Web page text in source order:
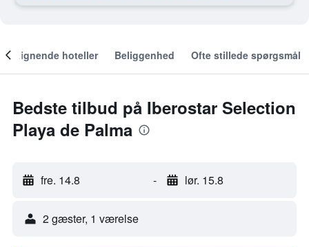
Lignende hoteller Beliggenhed Ofte stillede spørgsmål
Bedste tilbud på Iberostar Selection
Playa de Palma
fre. 14.8 - lør. 15.8
2 gæster, 1 værelse